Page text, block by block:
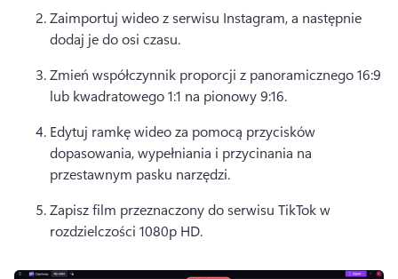
Zaimportuj wideo z serwisu Instagram, a następnie
dodaj je do osi czasu.
Zmień współczynnik proporcji z panoramicznego 16:9
lub kwadratowego 1:1 na pionowy 9:16.
Edytuj ramkę wideo za pomocą przycisków
przestawnym pasku narzędzi.
Zapisz film przeznaczony do serwisu TikTok w
rozdzielczości 1080p HD.